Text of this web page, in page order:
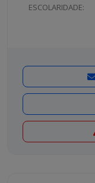
ESCOLARIDADE: